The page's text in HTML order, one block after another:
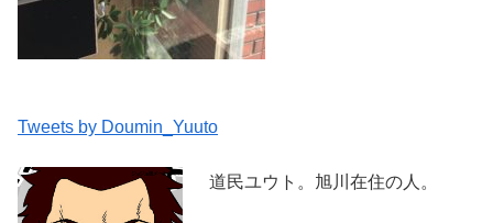
Tweets by Doumin_Yuuto
道民ユウト。旭川在住の人。